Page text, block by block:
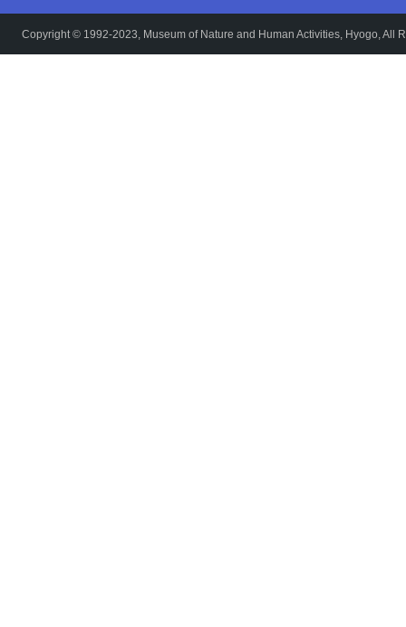
Copyright © 1992-2023, Museum of Nature and Human Activities, Hyogo, All